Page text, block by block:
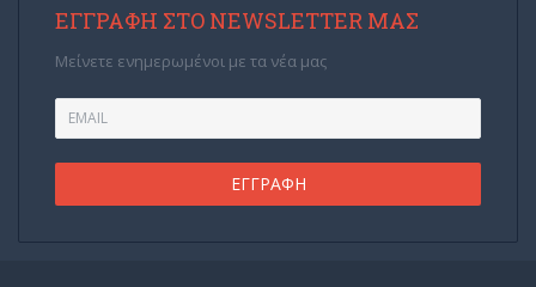
ΕΓΓΡΑΦΉ ΣΤΟ NEWSLETTER ΜΑΣ
Μείνετε ενημερωμένοι με τα νέα μας